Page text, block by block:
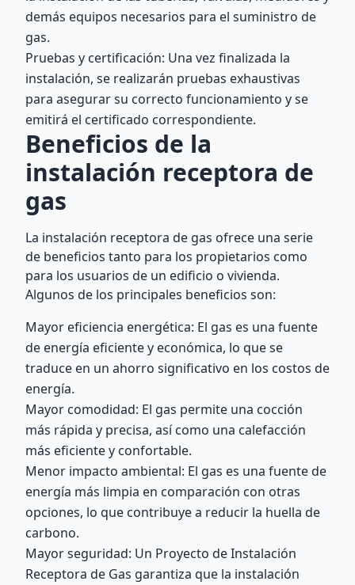
demás equipos necesarios para el suministro de
gas.
Pruebas y certificación: Una vez finalizada la
instalación, se realizarán pruebas exhaustivas
para asegurar su correcto funcionamiento y se
emitirá el certificado correspondiente.
Beneficios de la
instalación receptora de
gas
La instalación receptora de gas ofrece una serie
de beneficios tanto para los propietarios como
para los usuarios de un edificio o vivienda.
Algunos de los principales beneficios son:
Mayor eficiencia energética: El gas es una fuente
de energía eficiente y económica, lo que se
traduce en un ahorro significativo en los costos de
energía.
Mayor comodidad: El gas permite una cocción
más rápida y precisa, así como una calefacción
más eficiente y confortable.
Menor impacto ambiental: El gas es una fuente de
energía más limpia en comparación con otras
opciones, lo que contribuye a reducir la huella de
carbono.
Mayor seguridad: Un Proyecto de Instalación
Receptora de Gas garantiza que la instalación